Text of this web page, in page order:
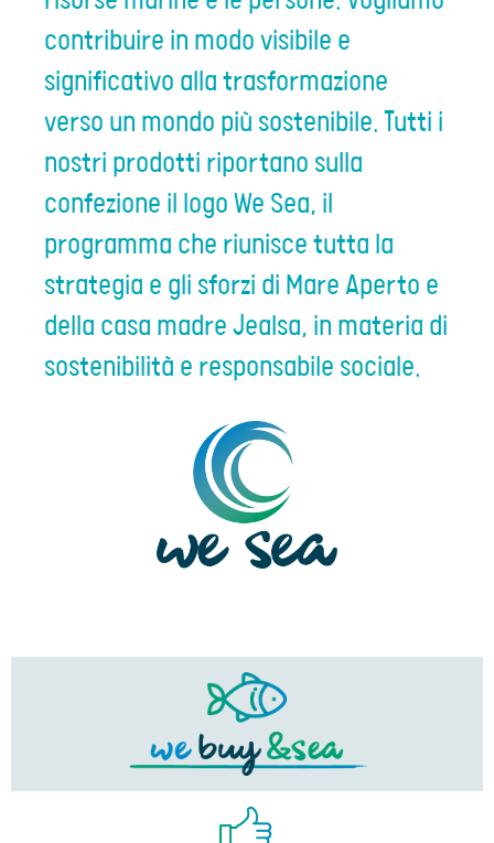
contribuire in modo visibile e
significativo alla trasformazione
verso un mondo più sostenibile. Tutti i
nostri prodotti riportano sulla
confezione il logo We Sea, il
programma che riunisce tutta la
strategia e gli sforzi di Mare Aperto e
della casa madre Jealsa, in materia di
sostenibilità e responsabile sociale.